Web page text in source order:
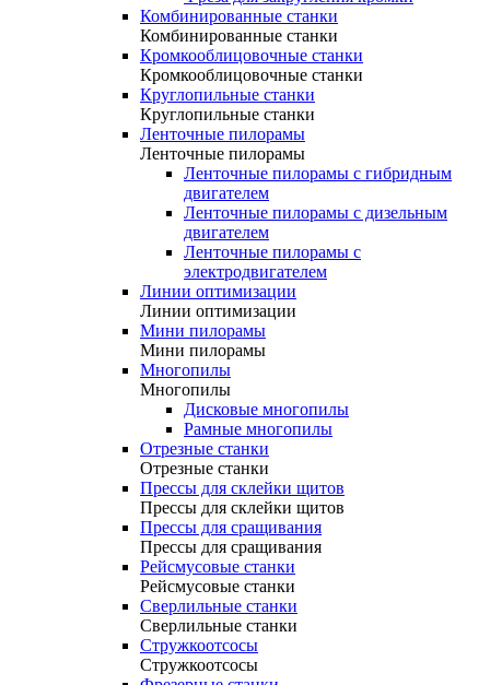
Комбинированные станки
Комбинированные станки
Кромкооблицовочные станки
Кромкооблицовочные станки
Круглопильные станки
Круглопильные станки
Ленточные пилорамы
Ленточные пилорамы
Ленточные пилорамы с гибридным
двигателем
Ленточные пилорамы с дизельным
двигателем
Ленточные пилорамы с
электродвигателем
Линии оптимизации
Линии оптимизации
Мини пилорамы
Мини пилорамы
Многопилы
Многопилы
Дисковые многопилы
Рамные многопилы
Отрезные станки
Отрезные станки
Прессы для склейки щитов
Прессы для склейки щитов
Прессы для сращивания
Прессы для сращивания
Рейсмусовые станки
Рейсмусовые станки
Сверлильные станки
Сверлильные станки
Стружкоотсосы
Стружкоотсосы